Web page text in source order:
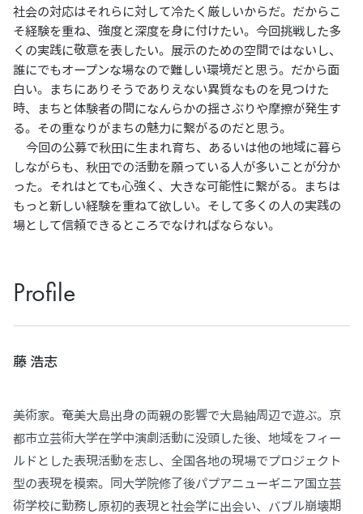
社会の対応はそれらに対して冷たく厳しいからだ。だからこ
そ経験を重ね、強度と深度を身に付けたい。今回挑戦した多
くの実践に敬意を表したい。展示のための空間ではないし、
誰にでもオープンな場なので難しい環境だと思う。だから面
白い。まちにありそうでありえない異質なものを見つけた
時、まちと体験者の間になんらかの揺さぶりや摩擦が発生す
る。その重なりがまちの魅力に繋がるのだと思う。
今回の公募で秋田に生まれ育ち、あるいは他の地域に暮ら
しながらも、秋田での活動を願っている人が多いことが分か
った。それはとても心強く、大きな可能性に繋がる。まちは
もっと新しい経験を重ねて欲しい。そして多くの人の実践の
場として信頼できるところでなければならない。
Profile
藤 浩志
美術家。奄美大島出身の両親の影響で大島紬周辺で遊ぶ。京
都市立芸術大学在学中演劇活動に没頭した後、地域をフィー
ルドとした表現活動を志し、全国各地の現場でプロジェクト
型の表現を模索。同大学院修了後パプアニューギニア国立芸
術学校に勤務し原初的表現と社会学に出会い、バブル崩壊期